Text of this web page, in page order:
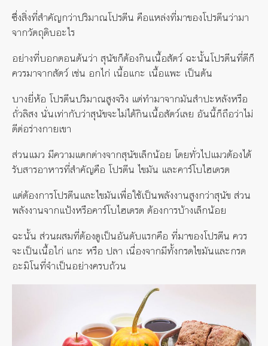
ซึ่งสิ่งที่สำคัญกว่าปริมาณโปรตีน คือแหล่งที่มาของโปรตีนว่ามา
จากวัตถุดิบอะไร
อย่างที่บอกตอนต้นว่า สุนัขก็ต้องกินเนื้อสัตว์ ฉะนั้นโปรตีนที่ดีก็
ควรมาจากสัตว์ เช่น อกไก่ เนื้อแกะ เนื้อแพะ เป็นต้น
บางยี่ห้อ โปรตีนปริมาณสูงจริง แต่ทำมาจากมันสำปะหลังหรือ
ถั่วลิสง นั่นเท่ากับว่าสุนัขจะไม่ได้กินเนื้อสัตว์เลย อันนี้ก็ถือว่าไม่
ดีต่อร่างกายเขา
ส่วนแมว มีความแตกต่างจากสุนัขเล็กน้อย โดยทั่วไปแมวต้องได้
รับสารอาหารที่สำคัญคือ โปรตีน ไขมัน และคาร์โบไฮเดรต
แต่ต้องการโปรตีนและไขมันเพื่อใช้เป็นพลังงานสูงกว่าสุนัข ส่วน
พลังงานจากแป้งหรือคาร์โบไฮเดรต ต้องการบ้างเล็กน้อย
ฉะนั้น ส่วนผสมที่ต้องดูเป็นอันดับแรกคือ ที่มาของโปรตีน ควร
จะเป็นเนื้อไก่ แกะ หรือ ปลา เนื่องจากมีทั้งกรดไขมันและกรด
อะมิโนที่จำเป็นอย่างครบถ้วน